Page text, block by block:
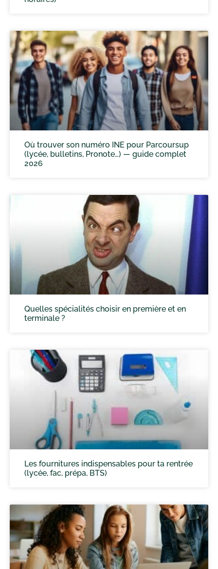
Où trouver son numéro INE pour Parcoursup
(lycée, bulletins, Pronote…) — guide complet
2026
Quelles spécialités choisir en première et en
terminale ?
Les fournitures indispensables pour ta rentrée
(lycée, fac, prépa, BTS)